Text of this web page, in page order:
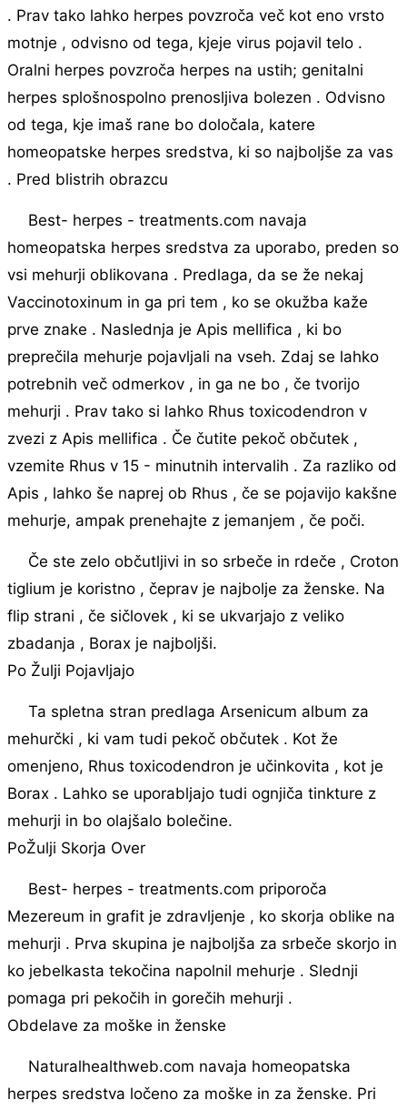
. Prav tako lahko herpes povzroča več kot eno vrsto
motnje , odvisno od tega, kjeje virus pojavil telo .
Oralni herpes povzroča herpes na ustih; genitalni
herpes splošnospolno prenosljiva bolezen . Odvisno
od tega, kje imaš rane bo določala, katere
homeopatske herpes sredstva, ki so najboljše za vas
. Pred blistrih obrazcu
Best- herpes - treatments.com navaja
homeopatska herpes sredstva za uporabo, preden so
vsi mehurji oblikovana . Predlaga, da se že nekaj
Vaccinotoxinum in ga pri tem , ko se okužba kaže
prve znake . Naslednja je Apis mellifica , ki bo
preprečila mehurje pojavljali na vseh. Zdaj se lahko
potrebnih več odmerkov , in ga ne bo , če tvorijo
mehurji . Prav tako si lahko Rhus toxicodendron v
zvezi z Apis mellifica . Če čutite pekoč občutek ,
vzemite Rhus v 15 - minutnih intervalih . Za razliko od
Apis , lahko še naprej ob Rhus , če se pojavijo kakšne
mehurje, ampak prenehajte z jemanjem , če poči.
Če ste zelo občutljivi in so srbeče in rdeče , Croton
tiglium je koristno , čeprav je najbolje za ženske. Na
flip strani , če sičlovek , ki se ukvarjajo z veliko
zbadanja , Borax je najboljši.
Po Žulji Pojavljajo
Ta spletna stran predlaga Arsenicum album za
mehurčki , ki vam tudi pekoč občutek . Kot že
omenjeno, Rhus toxicodendron je učinkovita , kot je
Borax . Lahko se uporabljajo tudi ognjiča tinkture z
mehurji in bo olajšalo bolečine.
PoŽulji Skorja Over
Best- herpes - treatments.com priporoča
Mezereum in grafit je zdravljenje , ko skorja oblike na
mehurji . Prva skupina je najboljša za srbeče skorjo in
ko jebelkasta tekočina napolnil mehurje . Slednji
pomaga pri pekočih in gorečih mehurji .
Obdelave za moške in ženske
Naturalhealthweb.com navaja homeopatska
herpes sredstva ločeno za moške in za ženske. Pri